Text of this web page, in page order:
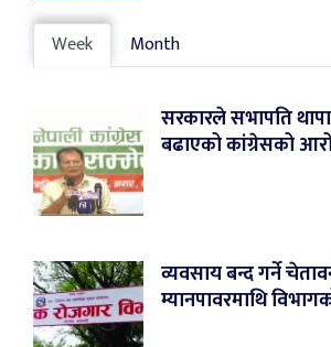
Week Month
सरकारले सभापति
बढाएको कांग्रेसको
व्यवसाय बन्द गर्ने
म्यानपावरमाथि